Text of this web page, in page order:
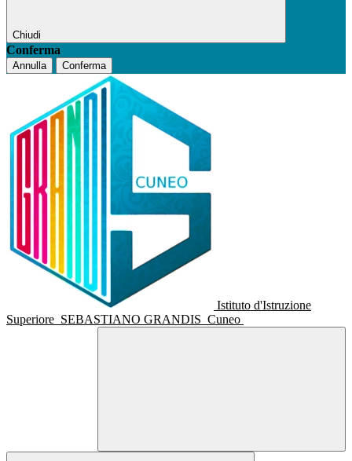
Chiudi
Conferma
Annulla Conferma
Istituto d'Istruzione
Superiore SEBASTIANO GRANDIS Cuneo